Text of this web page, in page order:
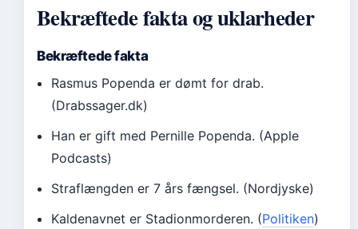
Bekræftede fakta og uklarheder
Bekræftede fakta
Rasmus Popenda er dømt for drab.
(Drabssager.dk)
Han er gift med Pernille Popenda. (Apple
Podcasts)
Straflængden er 7 års fængsel. (Nordjyske)
Kaldenavnet er Stadionmorderen. (Politiken)